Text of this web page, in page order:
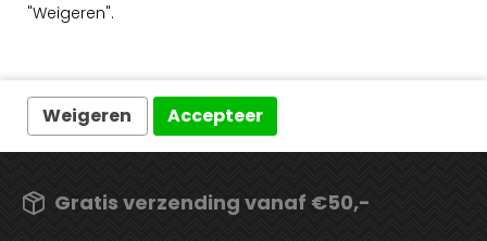
"Weigeren".
Weigeren Accepteer
Gratis verzending vanaf €50,-